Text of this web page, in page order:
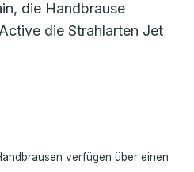
die Handbrause
die Strahlarten Jet
verfügen über einen